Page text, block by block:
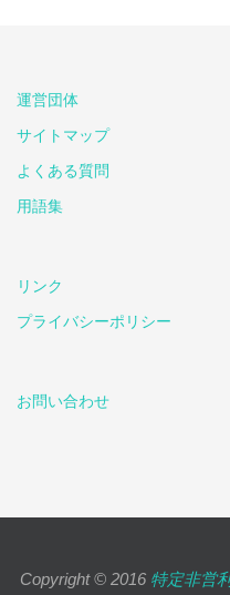
運営団体
サイトマップ
よくある質問
用語集
リンク
プライバシーポリシー
お問い合わせ
Copyright © 2016 特定非営